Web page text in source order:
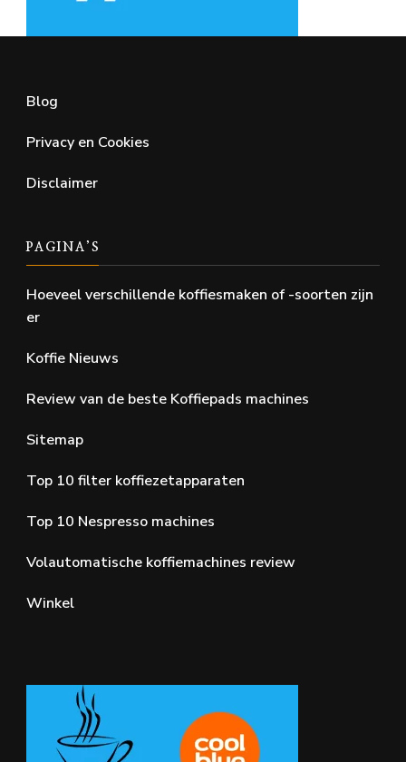
Blog
Privacy en Cookies
Disclaimer
PAGINA’S
Hoeveel verschillende koffiesmaken of -soorten zijn
er
Koffie Nieuws
Review van de beste Koffiepads machines
Sitemap
Top 10 filter koffiezetapparaten
Top 10 Nespresso machines
Volautomatische koffiemachines review
Winkel